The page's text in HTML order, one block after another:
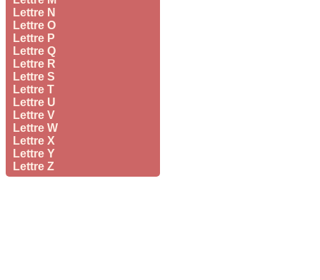
Lettre N
Lettre O
Lettre P
Lettre Q
Lettre R
Lettre S
Lettre T
Lettre U
Lettre V
Lettre W
Lettre X
Lettre Y
Lettre Z